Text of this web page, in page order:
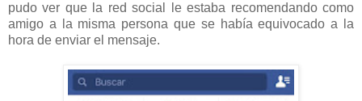
pudo ver que la red social le estaba recomendando como
amigo a la misma persona que se había equivocado a la
hora de enviar el mensaje.